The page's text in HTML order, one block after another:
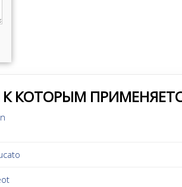
КОТОРЫМ